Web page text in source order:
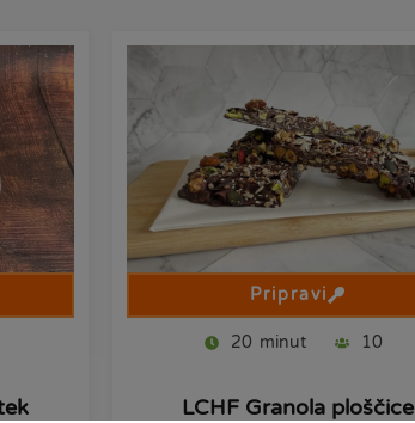
Pripravi
20 minut 10
LCHF Granola ploščice